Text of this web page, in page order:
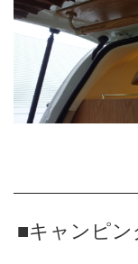
■キャンピン